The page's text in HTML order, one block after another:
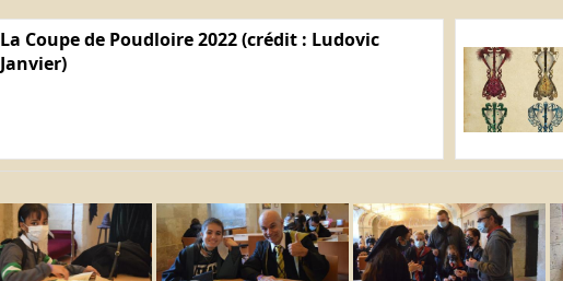
La Coupe de Poudloire 2022 (crédit : Ludovic
Janvier)